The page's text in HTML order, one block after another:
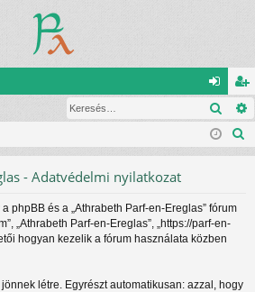
el
ép
eg
is
- Adatvédelmi nyilatkozat
phpBB és a „Athrabeth Parf-en-Ereglas” fórum
„Athrabeth Parf-en-Ereglas”, „https://parf-en-
hogyan kezelik a fórum használata közben
létre. Egyrészt automatikusan: azzal, hogy